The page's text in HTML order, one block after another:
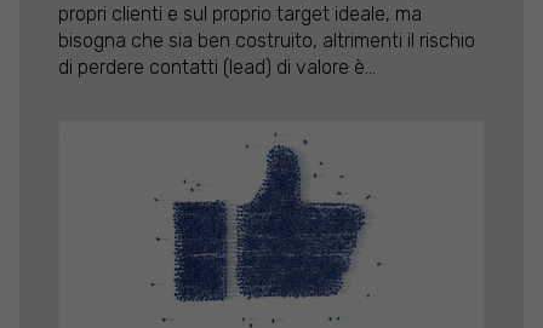
propri clienti e sul proprio target ideale, ma
bisogna che sia ben costruito, altrimenti il rischio
di perdere contatti (lead) di valore è...